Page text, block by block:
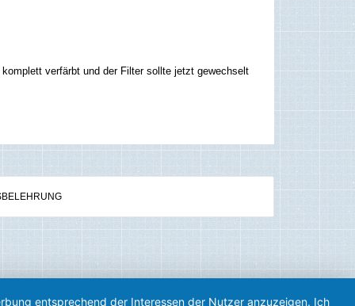
verfärbt und der Filter sollte jetzt gewechselt
entsprechend der Interessen der Nutzer anzuzeigen. Ich